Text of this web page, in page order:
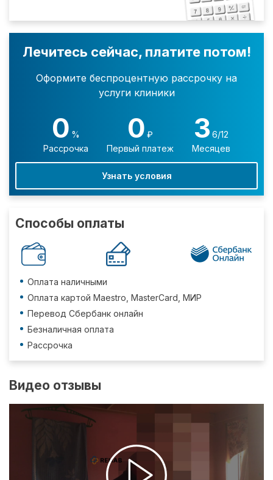
Лечитесь сейчас, платите потом!
Оформите беспроцентную рассрочку на
услуги клиники
0 %
Рассрочка
0 ₽
Первый платеж
3 6/12
Месяцев
Узнать условия
Способы оплаты
Оплата наличными
Оплата картой Maestro, MasterCard, МИР
Перевод Сбербанк онлайн
Безналичная оплата
Рассрочка
Видео отзывы